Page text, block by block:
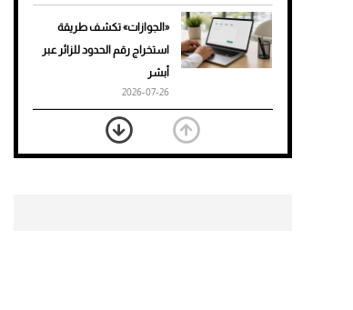
«الجوازات» تكشف طريقة
استخراج رقم الحدود للزائر عبر
أبشر
2026-07-26
بعد 7 أشهر من تعرضه لحادث
مروع.. جوشوا يفوز على برينغا